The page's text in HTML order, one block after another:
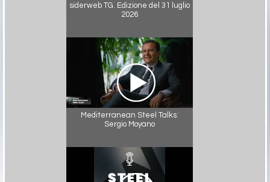
siderweb TG. Edizione del 31 luglio
2026
Mediterranean Steel Talks:
Sergio Moyano